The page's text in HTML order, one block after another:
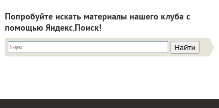
Попробуйте искать материалы нашего клуба с
помощью Яндекс.Поиск!